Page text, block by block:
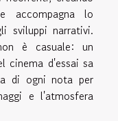
accompagna lo
sviluppi narrativi.
è casuale: un
cinema d'essai sa
di ogni nota per
e l'atmosfera